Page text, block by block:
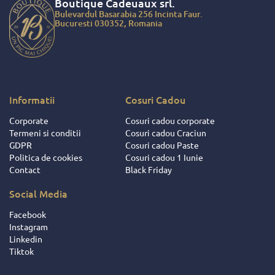
faptul ca am
de cadouri
ce au fost
salariatilor si
dat dovada
acestei
facute
sa ne
mult mai
fapte,
daruire si
frumoase
decat nota
Boutique Cadeuaux srl.
Bulevardul Basarabia 256 Incinta Faur.
Bucuresti 030352, Romania
Informatii
Corporate
Termeni si conditii
GDPR
Politica de cookies
Contact
Cosuri Cadou
Cosuri cadou corporate
Cosuri cadou Craciun
Cosuri cadou Paste
Cosuri cadou 1 Iunie
Black Friday
Social Media
Facebook
Instagram
Linkedin
Tiktok